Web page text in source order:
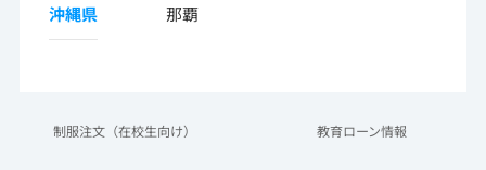
沖縄県 那覇
制服注文（在校生向け） 教育ローン情報